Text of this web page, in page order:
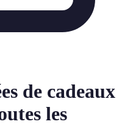
de cadeaux
les